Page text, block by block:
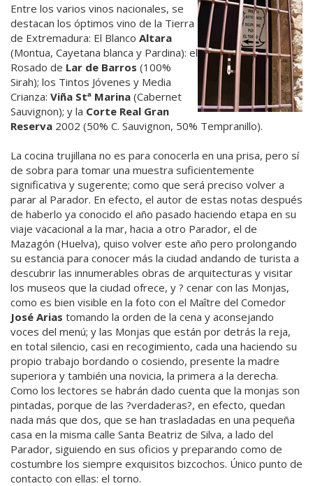
Entre los varios vinos nacionales, se
destacan los óptimos vino de la Tierra
de Extremadura: El Blanco Altara
(Montua, Cayetana blanca y Pardina): el
Rosado de Lar de Barros (100%
Sirah); los Tintos Jóvenes y Media
Crianza: Viña Stª Marina (Cabernet
Sauvignon); y la Corte Real Gran
Reserva 2002 (50% C. Sauvignon, 50% Tempranillo).
La cocina trujillana no es para conocerla en una prisa, pero sí
de sobra para tomar una muestra suficientemente
significativa y sugerente; como que será preciso volver a
parar al Parador. En efecto, el autor de estas notas después
de haberlo ya conocido el año pasado haciendo etapa en su
viaje vacacional a la mar, hacia a otro Parador, el de
Mazagón (Huelva), quiso volver este año pero prolongando
su estancia para conocer más la ciudad andando de turista a
descubrir las innumerables obras de arquitecturas y visitar
los museos que la ciudad ofrece, y ? cenar con las Monjas,
como es bien visible en la foto con el Maître del Comedor
José Arias tomando la orden de la cena y aconsejando
voces del menú; y las Monjas que están por detrás la reja,
en total silencio, casi en recogimiento, cada una haciendo su
propio trabajo bordando o cosiendo, presente la madre
superiora y también una novicia, la primera a la derecha.
Como los lectores se habrán dado cuenta que la monjas son
pintadas, porque de las ?verdaderas?, en efecto, quedan
nada más que dos, que se han trasladadas en una pequeña
casa en la misma calle Santa Beatriz de Silva, a lado del
Parador, siguiendo en sus oficios y preparando como de
costumbre los siempre exquisitos bizcochos. Único punto de
contacto con ellas: el torno.